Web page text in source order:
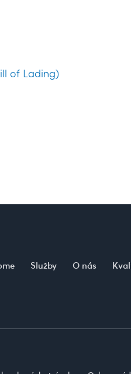
of Lading)
Služby O nás